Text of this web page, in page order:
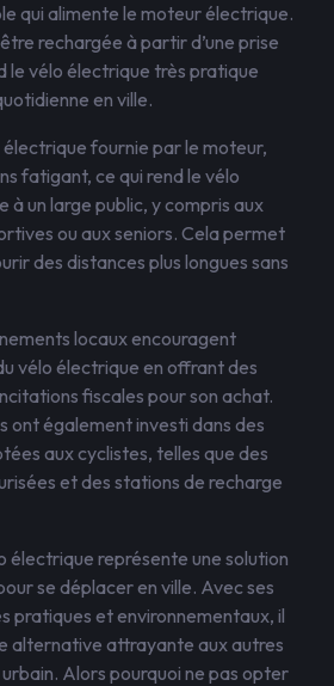
qui alimente le moteur électrique.
rechargée à partir d’une prise
le vélo électrique très pratique
en ville.
électrique fournie par le moteur,
fatigant, ce qui rend le vélo
à un large public, y compris aux
ou aux seniors. Cela permet
des distances plus longues sans
locaux encouragent
vélo électrique en offrant des
fiscales pour son achat.
ont également investi dans des
aux cyclistes, telles que des
et des stations de recharge
électrique représente une solution
se déplacer en ville. Avec ses
pratiques et environnementaux, il
alternative attrayante aux autres
Alors pourquoi ne pas opter